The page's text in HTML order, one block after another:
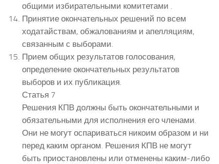
общими избирательными комитетами .
Принятие окончательных решений по всем
ходатайствам, обжалованиям и апелляциям,
связанным с выборами.
Прием общих результатов голосования,
определение окончательных результатов
выборов и их публикация.
Статья 7
Решения КПВ должны быть окончательными и
обязательными для исполнения его членами.
Они не могут оспариваться никоим образом и ни
перед каким органом. Решения КПВ не могут
быть приостановлены или отменены каким-либо